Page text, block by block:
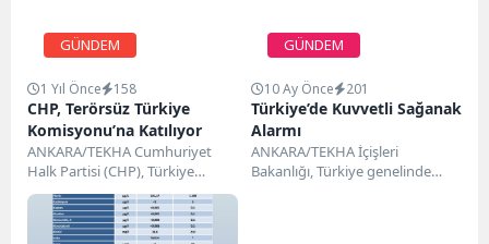
GÜNDEM
1 Yıl Önce 158
CHP, Terörsüz Türkiye
Komisyonu’na Katılıyor
ANKARA/TEKHA Cumhuriyet
Halk Partisi (CHP), Türkiye
Büyük Millet Meclisi’nde (TBMM)
kurulması planlanan Terörsüz
Türkiye Komisyonu’na...
GÜNDEM
10 Ay Önce 201
Türkiye’de Kuvvetli Sağanak
Alarmı
ANKARA/TEKHA İçişleri
Bakanlığı, Türkiye genelinde